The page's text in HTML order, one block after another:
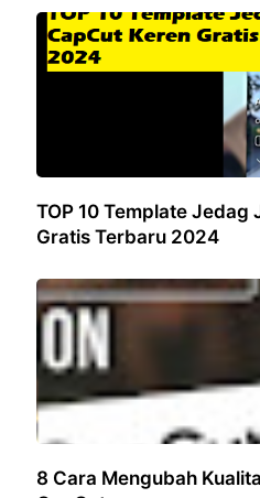
TOP 10 Template Jedag
Gratis Terbaru 2024
8 Cara Mengubah